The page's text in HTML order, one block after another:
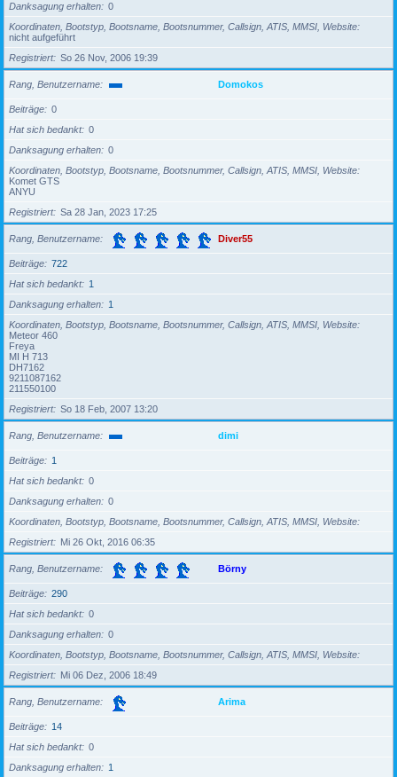
Danksagung erhalten
0
Koordinaten, Bootstyp, Bootsname, Bootsnummer, Callsign, ATIS, MMSI, Website
nicht aufgeführt
Registriert
So 26 Nov, 2006 19:39
Rang, Benutzername Domokos
Beiträge
0
Hat sich bedankt
0
Danksagung erhalten
0
Koordinaten, Bootstyp, Bootsname, Bootsnummer, Callsign, ATIS, MMSI, Website
Komet GTS
ANYU
Registriert
Sa 28 Jan, 2023 17:25
Rang, Benutzername Diver55
Beiträge
722
Hat sich bedankt
1
Danksagung erhalten
1
Koordinaten, Bootstyp, Bootsname, Bootsnummer, Callsign, ATIS, MMSI, Website
Meteor 460
Freya
MI H 713
DH7162
9211087162
211550100
Registriert
So 18 Feb, 2007 13:20
Rang, Benutzername dimi
Beiträge
1
Hat sich bedankt
0
Danksagung erhalten
0
Koordinaten, Bootstyp, Bootsname, Bootsnummer, Callsign, ATIS, MMSI, Website
Registriert
Mi 26 Okt, 2016 06:35
Rang, Benutzername Börny
Beiträge
290
Hat sich bedankt
0
Danksagung erhalten
0
Koordinaten, Bootstyp, Bootsname, Bootsnummer, Callsign, ATIS, MMSI, Website
Registriert
Mi 06 Dez, 2006 18:49
Rang, Benutzername Arima
Beiträge
14
Hat sich bedankt
0
Danksagung erhalten
1